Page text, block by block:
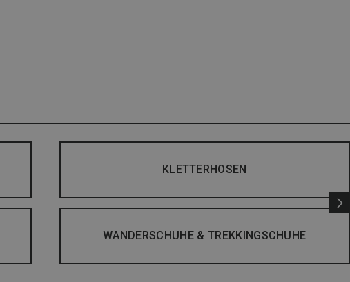
KLETTERHOSEN
WANDERSCHUHE & TREKKINGSCHUHE